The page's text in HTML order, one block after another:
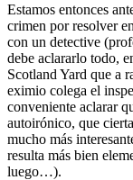
Estamos entonces
crimen por resolver
con un detective
debe aclararlo todo,
Scotland Yard que a
eximio colega el
conveniente aclarar
autoirónico, que
mucho más
resulta más bien
luego…).